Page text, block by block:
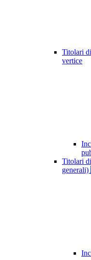
Titolari
vertice
Titolari
generali)